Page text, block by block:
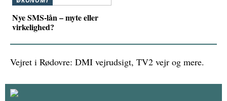
Nye SMS-lån – myte eller
virkelighed?
Vejret i Rødovre: DMI vejrudsigt, TV2 vejr og mere.